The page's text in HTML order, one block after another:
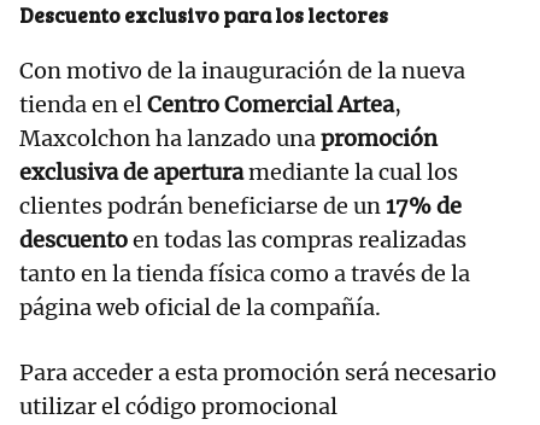
Descuento exclusivo para los lectores
Con motivo de la inauguración de la nueva
tienda en elCentro Comercial Artea,
Maxcolchon ha lanzado unapromoción
exclusiva de aperturamediante la cual los
clientes podrán beneficiarse de un17% de
descuentoen todas las compras realizadas
tanto en la tienda física como a través de la
página web oficial de la compañía.
Para acceder a esta promoción será necesario
utilizar el código promocional